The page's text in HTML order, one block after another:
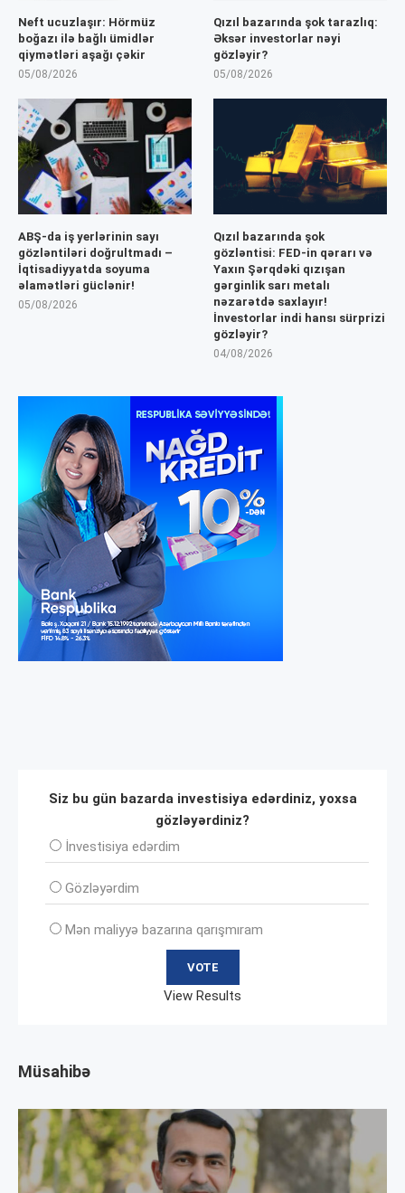
Neft ucuzlaşır: Hörmüz
boğazı ilə bağlı ümidlər
qiymətləri aşağı çəkir
05/08/2026
Qızıl bazarında şok tarazlıq:
Əksər investorlar nəyi
gözləyir?
05/08/2026
ABŞ-da iş yerlərinin sayı
gözləntiləri doğrultmadı –
İqtisadiyyatda soyuma
əlamətləri güclənir!
05/08/2026
Qızıl bazarında şok
gözləntisi: FED-in qərarı və
Yaxın Şərqdəki qızışan
gərginlik sarı metalı
nəzarətdə saxlayır!
İnvestorlar indi hansı sürprizi
gözləyir?
04/08/2026
Siz bu gün bazarda investisiya edərdiniz, yoxsa
gözləyərdiniz?
İnvеstisiya edərdim
Gözləyərdim
Mən maliyyə bazarına qarışmıram
View Results
Müsahibə